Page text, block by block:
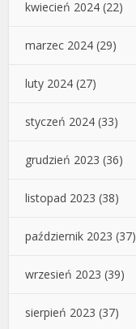
kwiecień 2024 (22)
marzec 2024 (29)
luty 2024 (27)
styczeń 2024 (33)
grudzień 2023 (36)
listopad 2023 (38)
październik 2023 (37)
wrzesień 2023 (39)
sierpień 2023 (37)